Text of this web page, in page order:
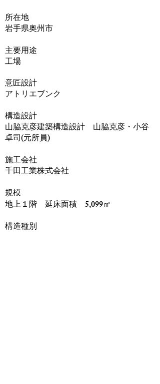
​所在地
岩手県奥州市
主要用途
工場
意匠設計
アトリエブンク
構造設計
山脇克彦建築構造設計 山脇克彦・小谷
卓司(元所員)
​施工会社
千田工業株式会社
規模
地上１階 延床面積 5,099㎡
構造種別